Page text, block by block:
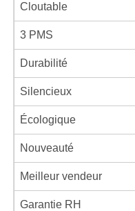
Cloutable
3 PMS
Durabilité
Silencieux
Écologique
Nouveauté
Meilleur vendeur
Garantie RH